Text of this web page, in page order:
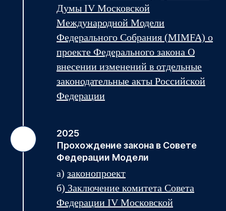
Думы IV Московской
Международной Модели
Федерального Собрания (MIMFA) о
проекте Федерального закона О
внесении изменений в отдельные
законодательные акты Российской
Федерации
2025
Прохождение закона в Совете
Федерации Модели
а) законопроект
б) Заключение комитета Совета
Федерации IV Московской